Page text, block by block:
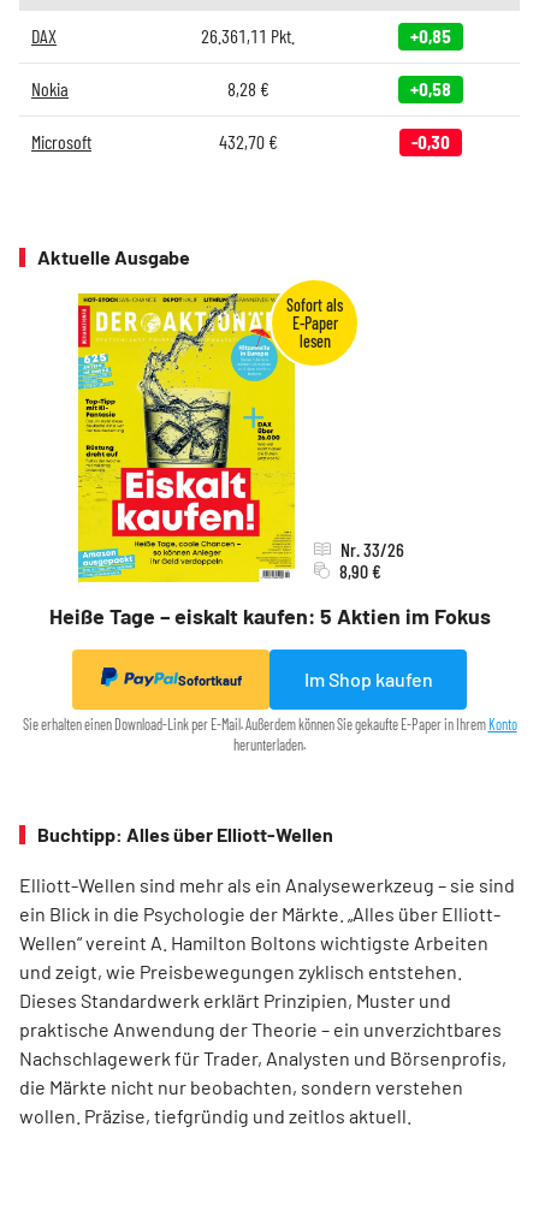
DAX 26.361,11 Pkt. +0,85
Nokia 8,28 € +0,58
Microsoft 432,70€ -0,30
Aktuelle Ausgabe
Heiße Tage – eiskalt kaufen: 5 Aktien im Fokus
Nr. 33/26
8,90 €
Sofortkauf Im Shop kaufen
Sie erhalten einen Download-Link per E-Mail. Außerdem können Sie gekaufte E-Paper in Ihrem Konto
herunterladen.
Buchtipp: Alles über Elliott-Wellen
Elliott-Wellen sind mehr als ein Analysewerkzeug – sie sind
ein Blick in die Psychologie der Märkte. „Alles über Elliott-
Wellen“ vereint A. Hamilton Boltons wichtigste Arbeiten
und zeigt, wie Preisbewegungen zyklisch entstehen.
Dieses Standardwerk erklärt Prinzipien, Muster und
praktische Anwendung der Theorie – ein unverzichtbares
Nachschlagewerk für Trader, Analysten und Börsenprofis,
die Märkte nicht nur beobachten, sondern verstehen
wollen. Präzise, tiefgründig und zeitlos aktuell.